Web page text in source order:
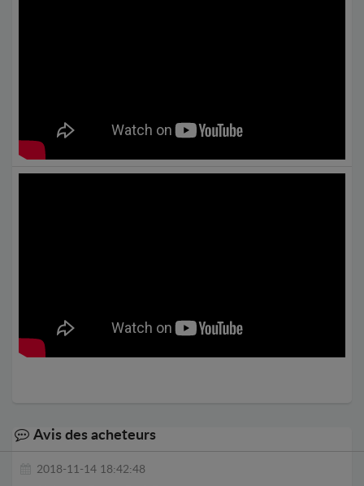
Avis des acheteurs
2018-11-14 18:42:48